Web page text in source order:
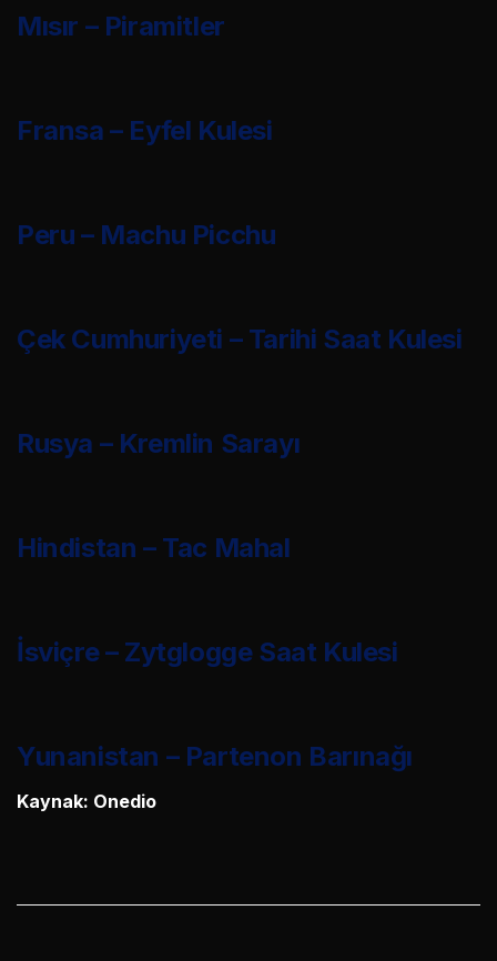
Mısır – Piramitler
Fransa – Eyfel Kulesi
Peru – Machu Picchu
Çek Cumhuriyeti – Tarihi Saat Kulesi
Rusya – Kremlin Sarayı
Hindistan – Tac Mahal
İsviçre – Zytglogge Saat Kulesi
Yunanistan – Partenon Barınağı
Kaynak: Onedio